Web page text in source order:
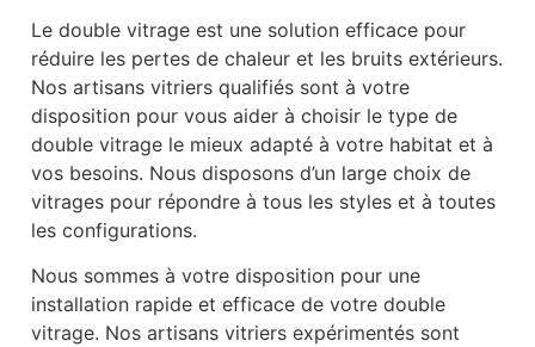
Le double vitrage est une solution efficace pour
réduire les pertes de chaleur et les bruits extérieurs.
Nos artisans vitriers qualifiés sont à votre
disposition pour vous aider à choisir le type de
double vitrage le mieux adapté à votre habitat et à
vos besoins. Nous disposons d’un large choix de
vitrages pour répondre à tous les styles et à toutes
les configurations.
Nous sommes à votre disposition pour une
installation rapide et efficace de votre double
vitrage. Nos artisans vitriers expérimentés sont